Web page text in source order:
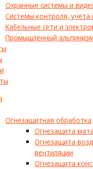
Охранные системы и
Системы контроля, учета
Кабельные сети и
Промышленный альпинизм
Огнезащитная обработка
Огнезащита
Огнезащита
вентиляции
Огнезащита